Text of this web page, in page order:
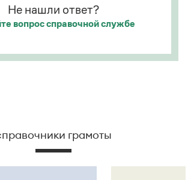
Не нашли ответ?
вопроссправочной службе
грамоты